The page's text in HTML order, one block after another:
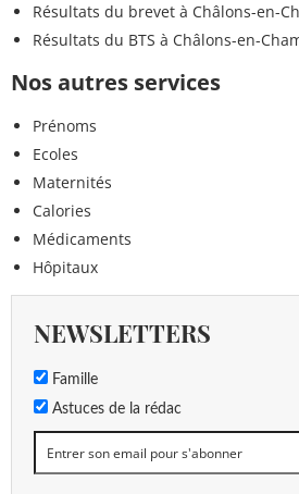
Résultats du brevet à Châlons-en-
Résultats du BTS à Châlons-en-
Nos autres services
Prénoms
Ecoles
Maternités
Calories
Médicaments
Hôpitaux
NEWSLETTERS
Famille
Astuces de la rédac